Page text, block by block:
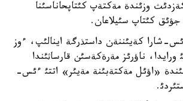
وزئندة مةكتةپ كئتاپحاناسئنا
شارا كةيئننةن داستذرگة اينالئپ، ءوز
ناؤرئز مةرةكةسئن قارساثئندا
«اؤئل مةكتةبئنة مةيئر» اتتئ ءئس-